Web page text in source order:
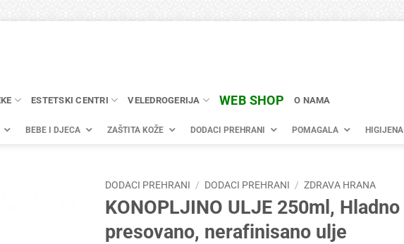
ESTETSKI CENTRI VELEDROGERIJA WEB SHOP O NAMA
BEBE I DJECA ZAŠTITA KOŽE DODACI PREHRANI POMAGALA HIGIJENA
DODACI PREHRANI / DODACI PREHRANI / ZDRAVA HRANA
KONOPLJINO ULJE 250ml, Hladno
presovano, nerafinisano ulje